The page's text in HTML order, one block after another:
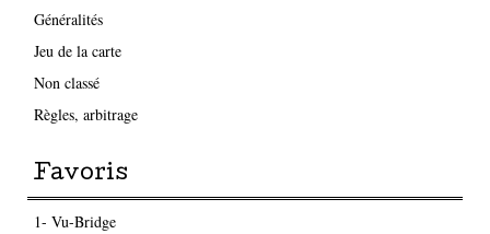
Généralités
Jeu de la carte
Non classé
Règles, arbitrage
Favoris
1- Vu-Bridge